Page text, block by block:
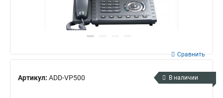
Артикул: ADD-VP500
Сравнить
В наличии